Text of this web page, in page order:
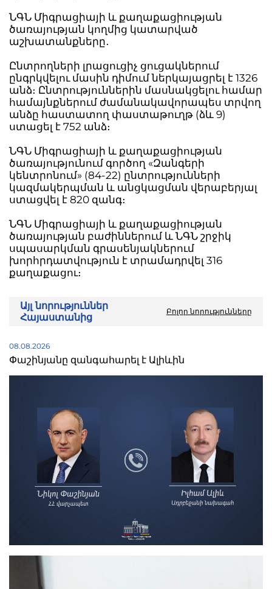
ՆԳՆ Միգրացիայի և քաղաքացիության
ծառայության կողմից կատարված
աշխատանքները․
Ընտրողների լրացուցիչ ցուցակներում
ընգրկվելու մասին դիմում ներկայացրել է 1326
անձ։ Ընտրություններին մասնակցելու համար
համայնքներում ժամանակավորապես տրվող
անձը հաստատող փաստաթուղթ (ձև 9)
ստացել է 752 անձ։
ՆԳՆ Միգրացիայի և քաղաքացիության
ծառայությունում գործող «Զանգերի
կենտրոնում» (84-22) ընտրությունների
կազմակերպման և անցկացման վերաբերյալ
ստացվել է 820 զանգ։
ՆԳՆ Միգրացիայի և քաղաքացիության
ծառայության բաժիններում և ՆԳՆ շրջիկ
սպասարկման գրասենյակներում
խորհրդատվություն է տրամադրվել 316
քաղաքացու։
Այլ նորություններ
Հայաստանից
Բոլոր նորությունները
08.08.2026
Փաշինյանը զանգահարել է Ալիևին